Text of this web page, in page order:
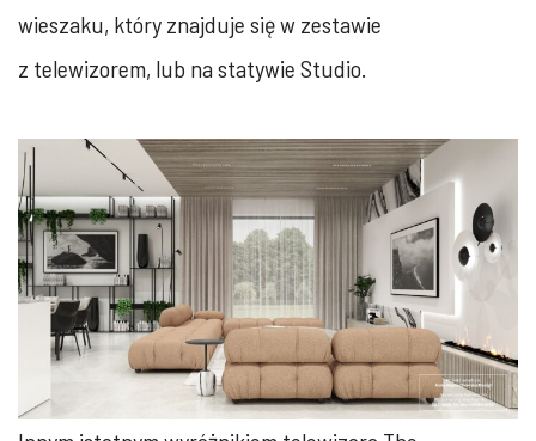
wieszaku, który znajduje się w zestawie
z telewizorem, lub na statywie Studio.